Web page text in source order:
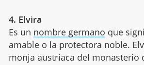
4. Elvira
Es un nombre germano que
amable o la protectora noble.
monja austriaca del monasterio